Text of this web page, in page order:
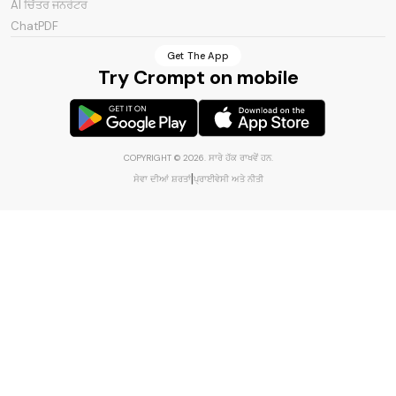
AI ਚਿੱਤਰ ਜਨਰੇਟਰ
ChatPDF
Get The App
Try Crompt on mobile
COPYRIGHT © 2026. ਸਾਰੇ ਹੱਕ ਰਾਖਵੇਂ ਹਨ.
ਸੇਵਾ ਦੀਆਂ ਸ਼ਰਤਾਂ|ਪ੍ਰਾਈਵੇਸੀ ਅਤੇ ਨੀਤੀ